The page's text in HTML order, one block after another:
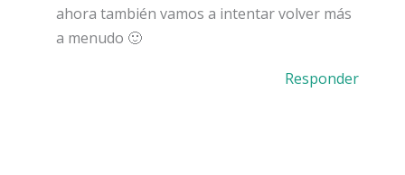
ahora también vamos a intentar volver más
a menudo 🙂
Responder